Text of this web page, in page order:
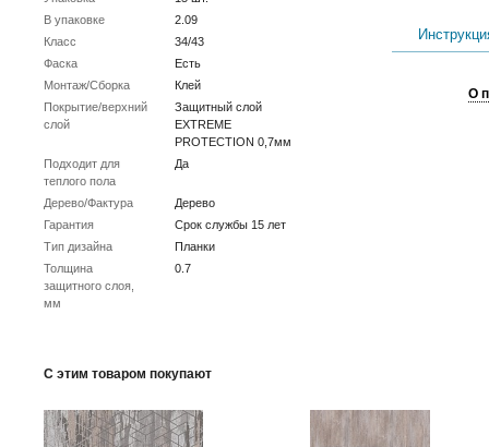
В упаковке
2.09
Класс
34/43
Фаска
Есть
Монтаж/Сборка
Клей
Покрытие/верхний
слой
Защитный слой
EXTREME
PROTECTION 0,7мм
Подходит для
теплого пола
Да
Дерево/Фактура
Дерево
Гарантия
Срок службы 15 лет
Тип дизайна
Планки
Толщина
защитного слоя,
мм
0.7
О
С этим товаром покупают